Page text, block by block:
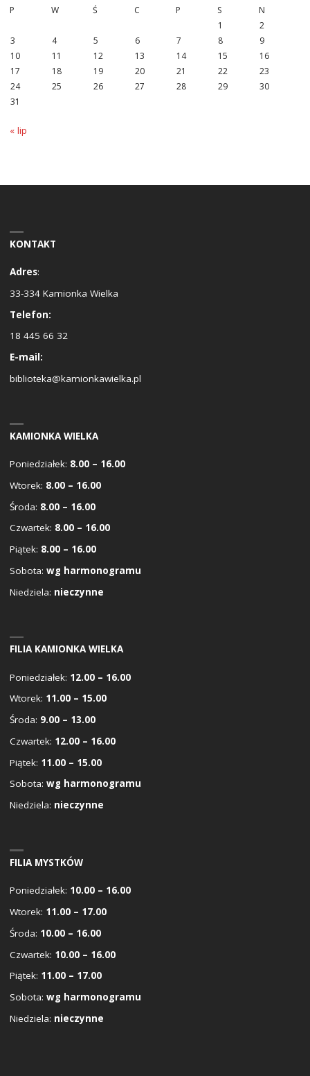
P
W Ś C P S
N
1
2
3
4 5 6 7 8
9
10
11 12 13 14 15
16
17
18 19 20 21 22
23
24
25 26 27 28 29
30
31
« lip
KONTAKT
Adres:
33-334 Kamionka Wielka
Telefon:
18 445 66 32
E-mail:
biblioteka@kamionkawielka.pl
KAMIONKA WIELKA
Poniedziałek: 8.00 – 16.00
Wtorek: 8.00 – 16.00
Środa: 8.00 – 16.00
Czwartek: 8.00 – 16.00
Piątek: 8.00 – 16.00
Sobota: wg harmonogramu
Niedziela: nieczynne
FILIA KAMIONKA WIELKA
Poniedziałek: 12.00 – 16.00
Wtorek: 11.00 – 15.00
Środa: 9.00 – 13.00
Czwartek: 12.00 – 16.00
Piątek: 11.00 – 15.00
Sobota: wg harmonogramu
Niedziela: nieczynne
FILIA MYSTKÓW
Poniedziałek: 10.00 – 16.00
Wtorek: 11.00 – 17.00
Środa: 10.00 – 16.00
Czwartek: 10.00 – 16.00
Piątek: 11.00 – 17.00
Sobota: wg harmonogramu
Niedziela: nieczynne